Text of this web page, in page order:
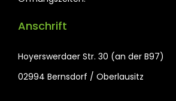
Anschrift
Hoyerswerdaer Str. 30 (an der B97)
02994 Bernsdorf / Oberlausitz